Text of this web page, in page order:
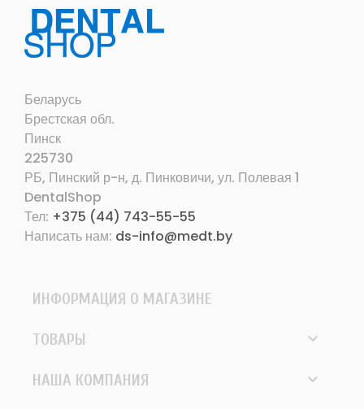
Беларусь
Брестская обл.
Пинск
225730
РБ, Пинский р-н, д. Пинковичи, ул. Полевая 1
DentalShop
Тел: +375 (44) 743-55-55
Написать нам: ds-info@medt.by
ИНФОРМАЦИЯ О МАГАЗИНЕ
ТОВАРЫ 
НАША КОМПАНИЯ 